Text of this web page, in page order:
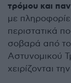
τρόμου και
με
περιστατικά
σοβαρά από
Αστυνομικού
χειρίζονται